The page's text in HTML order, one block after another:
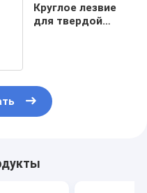
Круглое лезвие
для твердой